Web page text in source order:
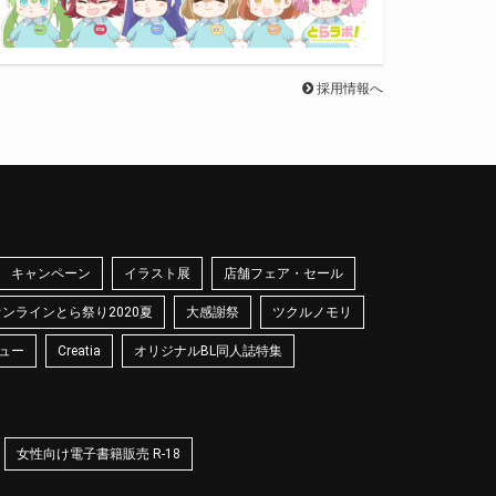
採用情報へ
キャンペーン イラスト展 店舗フェア・セール
ラインとら祭り2020夏 大感謝祭 ツクルノモリ
ー Creatia オリジナルBL同人誌特集
女性向け電子書籍販売 R-18